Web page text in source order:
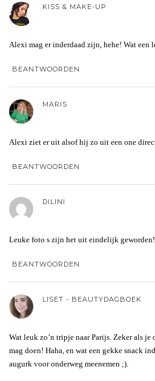
KISS & MAKE-UP
Alexi mag er inderdaad zijn, hehe! Wat een
BEANTWOORDEN
MARIS
Alexi ziet er uit alsof hij zo uit een one
BEANTWOORDEN
DILINI
Leuke foto s zijn het uit eindelijk
BEANTWOORDEN
LISET - BEAUTYDAGBOEK
Wat leuk zo’n tripje naar Parijs. Zeker als
mag doen! Haha, en wat een gekke snack
augurk voor onderweg meenemen ;).